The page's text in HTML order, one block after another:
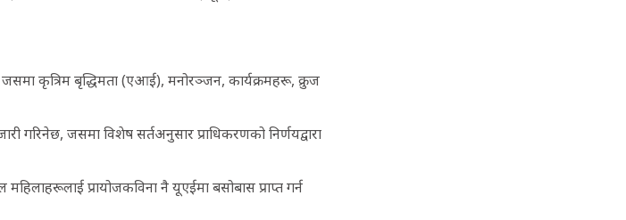
कृत्रिम बृद्धिमता (एआई), मनोरञ्जन, कार्यक्रमहरू, क्रुज
गरिनेछ, जसमा विशेष सर्तअनुसार प्राधिकरणको निर्णयद्वारा
प्रायोजकविना नै यूएईमा बसोबास प्राप्त गर्न